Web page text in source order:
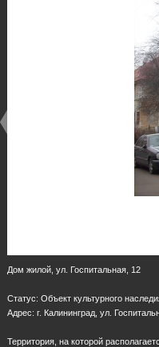
Дом жилой, ул. Госпитальная, 12
Статус: Объект культурного
Адрес: г. Калининград, ул.
Территория, на которой